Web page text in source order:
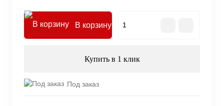
В корзину
Купить в 1 клик
Под заказ